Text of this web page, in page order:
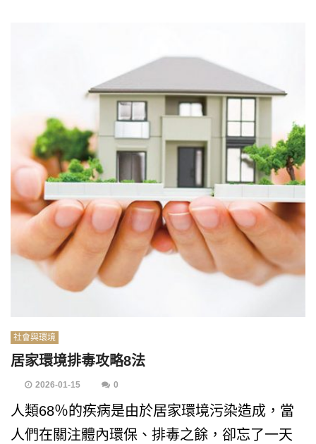
社會與環境
居家環境排毒攻略8法
2026-01-15 0
人類68％的疾病是由於居家環境污染造成，當
人們在關注體內環保、排毒之餘，卻忘了一天